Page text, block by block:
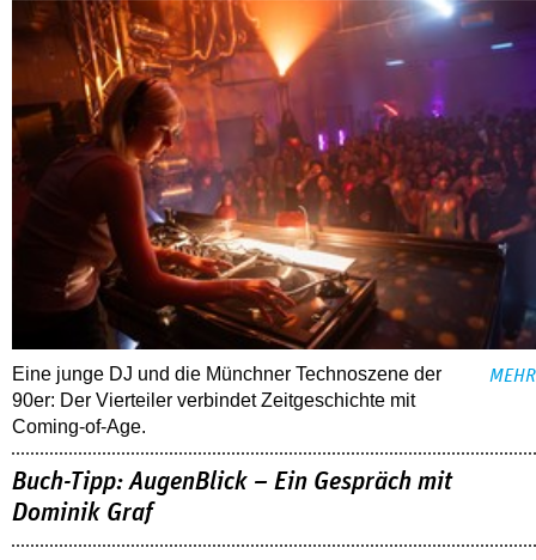
Eine junge DJ und die Münchner Technoszene der
90er: Der Vierteiler verbindet Zeitgeschichte mit
Coming-of-Age.
MEHR
Buch-Tipp: AugenBlick – Ein Gespräch mit
Dominik Graf